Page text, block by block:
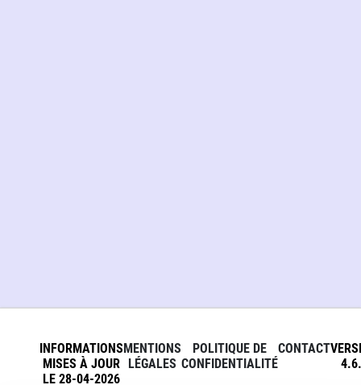
INFORMATIONS
MISES À JOUR
LE 28-04-2026
MENTIONS
LÉGALES
POLITIQUE DE
CONFIDENTIALITÉ
CONTACT